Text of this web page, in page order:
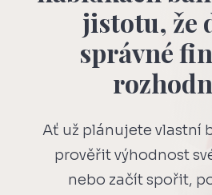
jistotu, že
správné
Ať už plánujete vlastní
prověřit výhodnost
nebo začít spořit,